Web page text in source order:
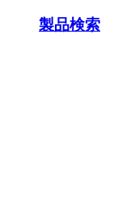
製品検索